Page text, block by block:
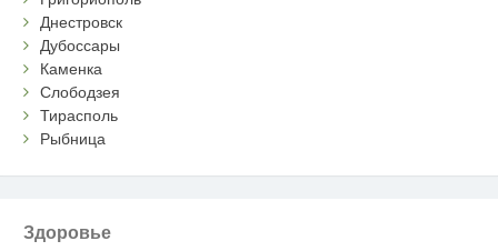
Днестровск
Дубоссары
Каменка
Слободзея
Тирасполь
Рыбница
Здоровье